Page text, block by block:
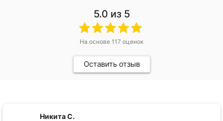
5.0 из 5
На основе 117 оценок
Оставить отзыв
Никита С.